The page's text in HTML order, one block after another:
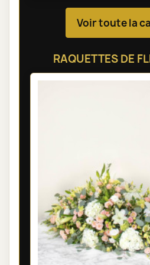
Voir toute la
RAQUETTES DE